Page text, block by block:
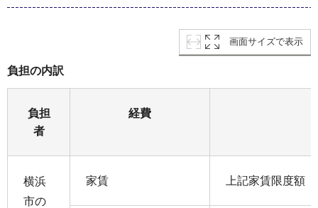
画面サイズで表示
負担の内訳
負担
者
経費
横浜
市の
家賃 上記家賃限度額